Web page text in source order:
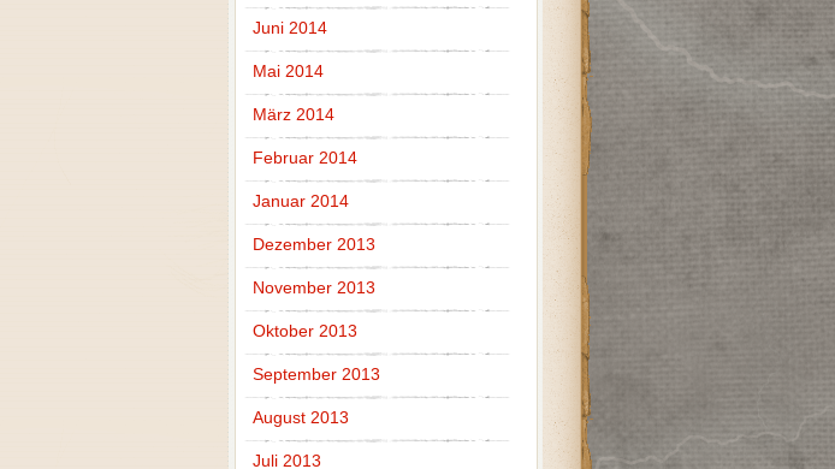
Juni 2014
Mai 2014
März 2014
Februar 2014
Januar 2014
Dezember 2013
November 2013
Oktober 2013
September 2013
August 2013
Juli 2013